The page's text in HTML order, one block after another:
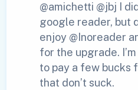
@amichetti @jbj I
google reader, but
enjoy @Inoreader
for the upgrade.
to pay a few bucks
that don’t suck.